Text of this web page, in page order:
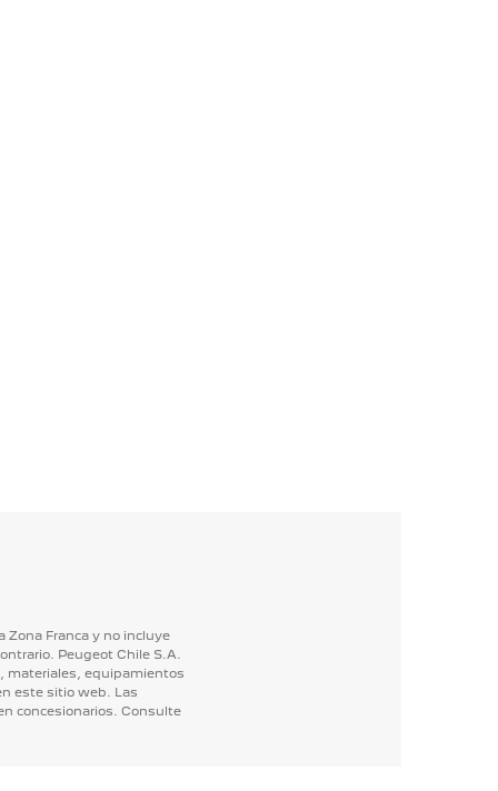
Zona Franca y no incluye
Peugeot Chile S.A.
materiales, equipamientos
este sitio web. Las
concesionarios. Consulte